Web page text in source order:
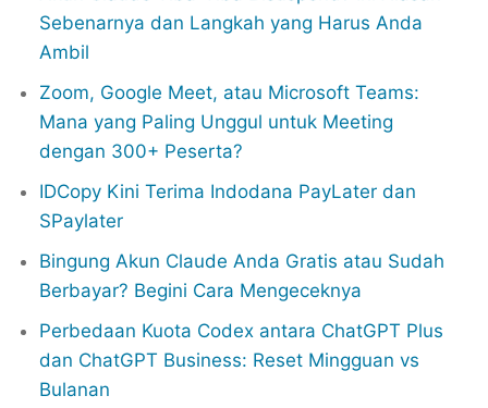
Sebenarnya dan Langkah yang Harus Anda
Ambil
Zoom, Google Meet, atau Microsoft Teams:
Mana yang Paling Unggul untuk Meeting
dengan 300+ Peserta?
IDCopy Kini Terima Indodana PayLater dan
SPaylater
Bingung Akun Claude Anda Gratis atau Sudah
Berbayar? Begini Cara Mengeceknya
Perbedaan Kuota Codex antara ChatGPT Plus
dan ChatGPT Business: Reset Mingguan vs
Bulanan